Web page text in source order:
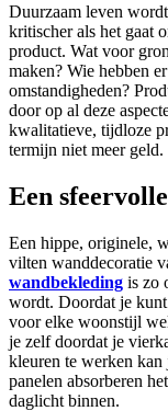
Duurzaam leven
kritischer als het gaat
product. Wat voor
maken? Wie hebben
omstandigheden?
door op al deze
kwalitatieve, tijdloze
termijn niet meer geld.
Een
Een hippe, originele,
vilten wanddecoratie
wandbekleding is zo
wordt. Doordat je
voor elke woonstijl
je zelf doordat je
kleuren te werken kan
panelen absorberen
daglicht binnen.